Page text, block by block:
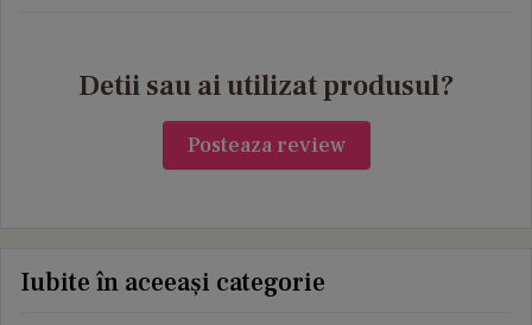
Detii sau ai utilizat produsul?
Posteaza review
Iubite în aceeași categorie